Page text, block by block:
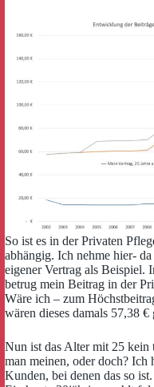
So ist es in der Privaten
abhängig. Ich nehme hier-
eigener Vertrag als Beispiel.
betrug mein Beitrag in der
Wäre ich – zum
wären dieses damals 57,38 €
Nun ist das Alter mit 25
man meinen, oder doch? Ich
Kunden, bei denen das so